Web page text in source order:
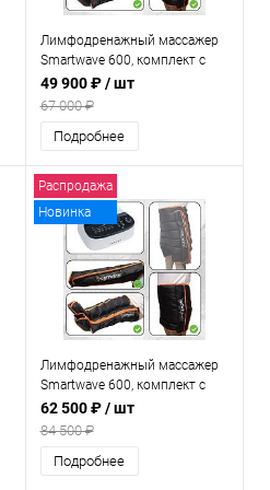
Лимфодренажный массажер
Smartwave 600, комплект с
манжетами для ног и
манжетой для талии
49 900 ₽/ шт
67 000 ₽
Подробнее
Распродажа
Новинка
Лимфодренажный массажер
Smartwave 600, комплект с
манжетами для ног,
манжетой для руки и
манжетой для талии
62 500 ₽/ шт
84 500 ₽
Подробнее